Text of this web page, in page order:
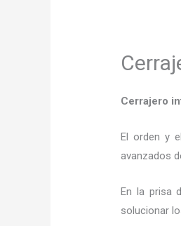
Cerrajero
El orden y
avanzados
En la prisa
solucionar